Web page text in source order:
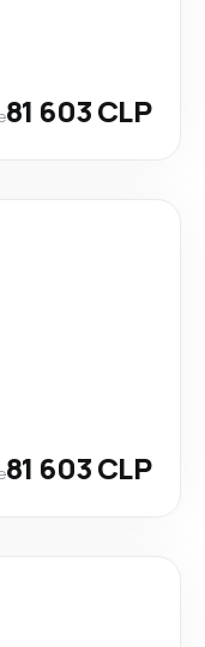
81 603 CLP
81 603 CLP